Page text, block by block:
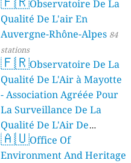
stationsObservatoire De La
Qualité De L'air En
Auvergne-Rhône-Alpes 84
stations
🇫🇷Observatoire De La
Qualité De L'Air à Mayotte
- Association Agréée Pour
La Surveillance De La
Qualité De L'Air De
Mayotte 4 stations
🇦🇺Office Of
Environment And Heritage